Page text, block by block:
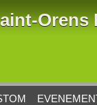
Orens
cookies